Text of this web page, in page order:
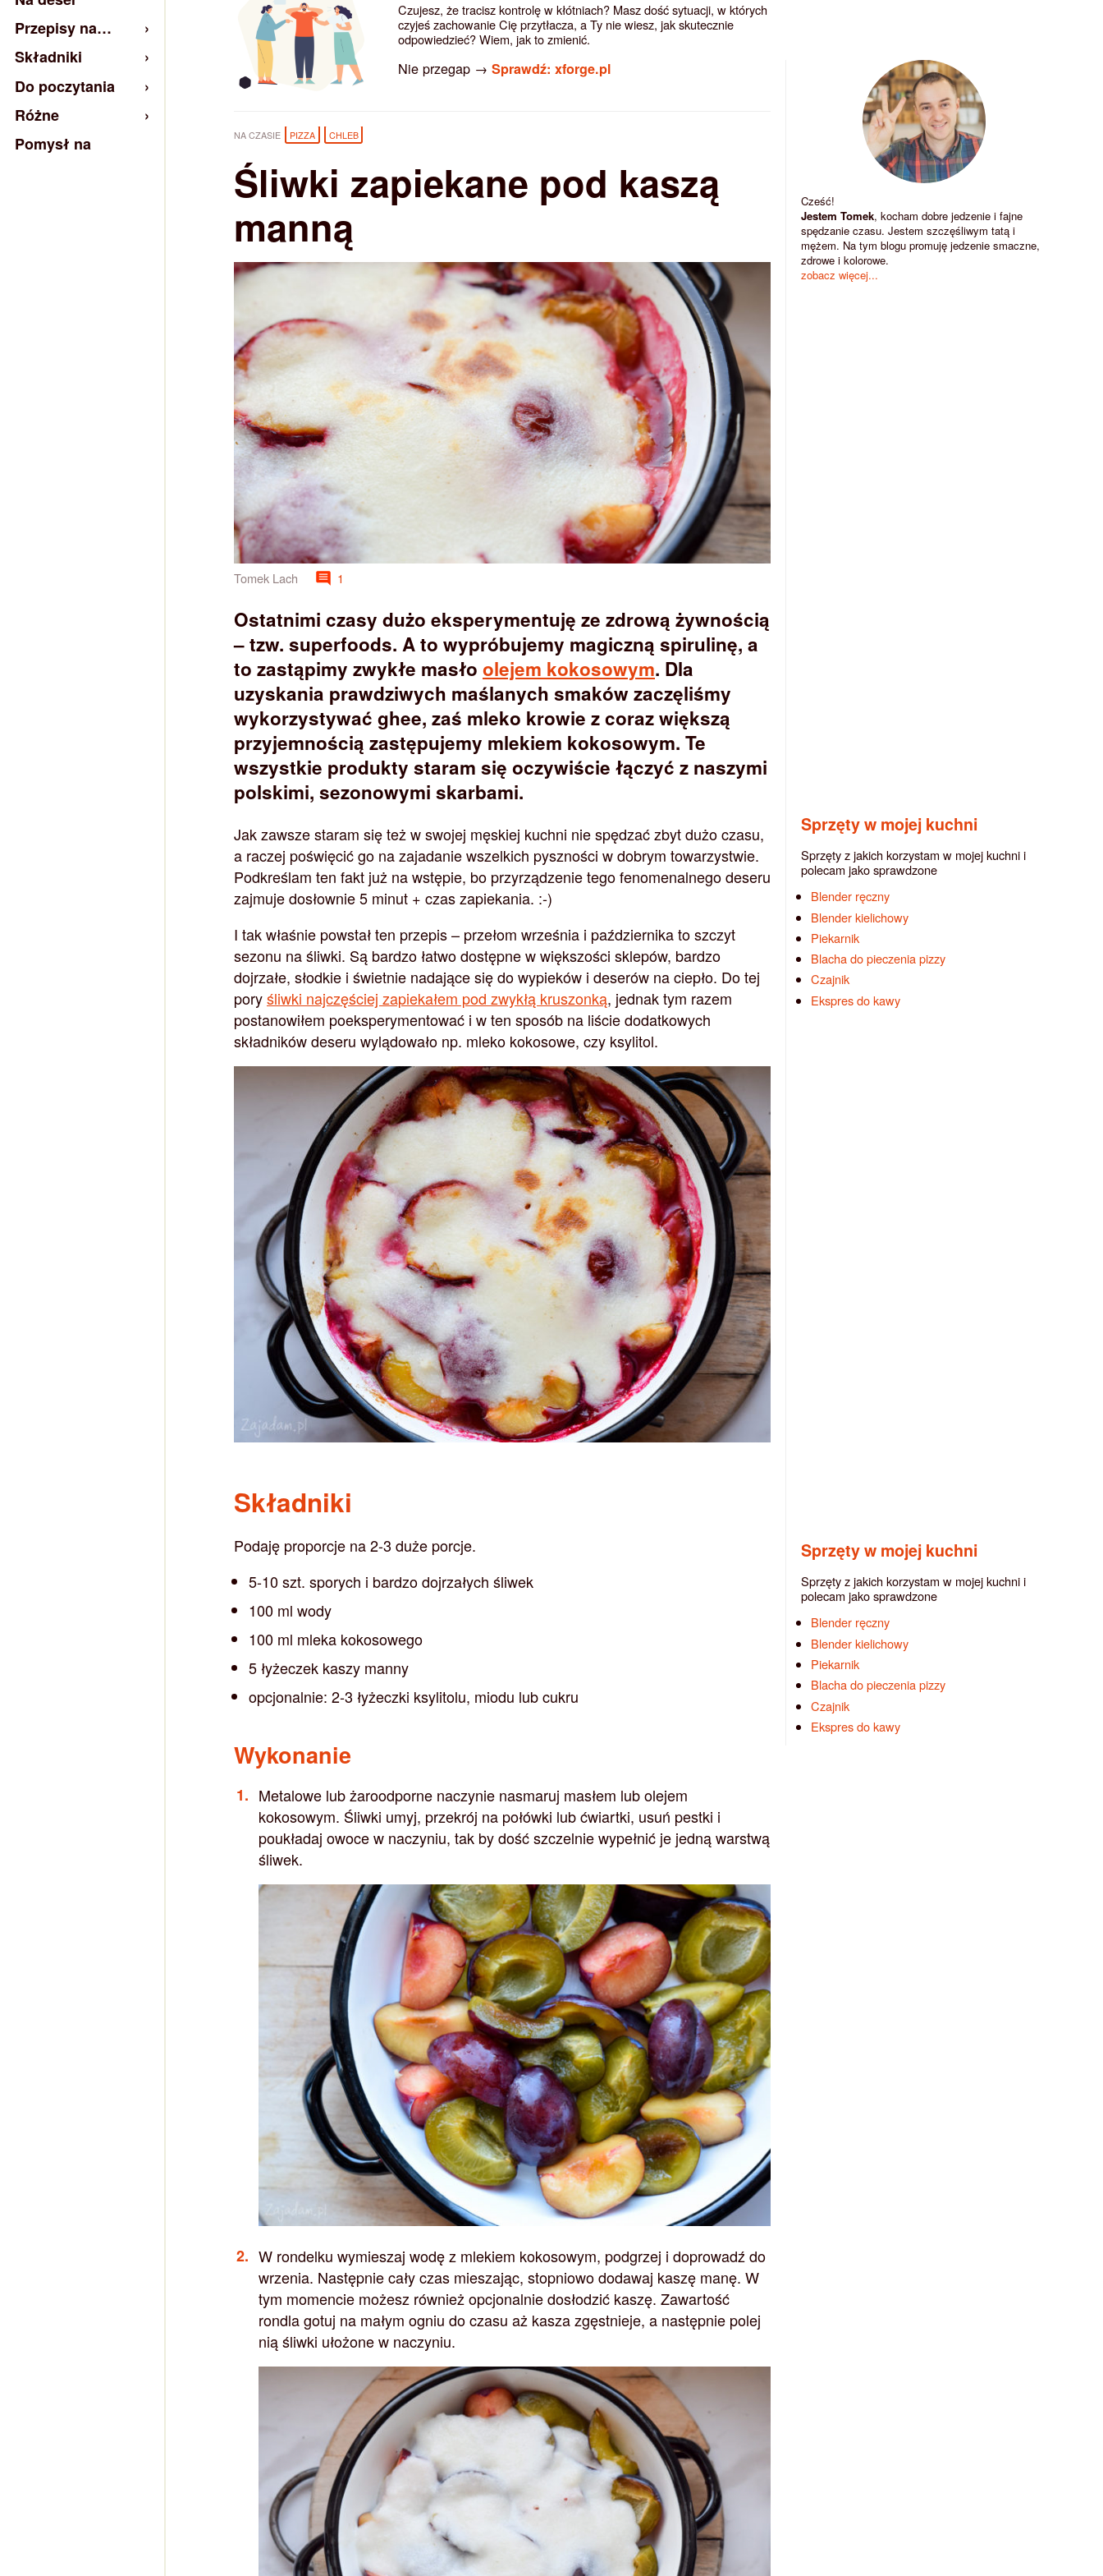
Czujesz, że tracisz kontrolę w kłótniach? Masz dość sytuacji, w których
czyjeś zachowanie Cię przytłacza, a Ty nie wiesz, jak skutecznie
odpowiedzieć? Wiem, jak to zmienić.
Nie przegap → Sprawdź: xforge.pl
NA CZASIE PIZZA CHLEB
Śliwki zapiekane pod kaszą
manną
Tomek Lach 1
Ostatnimi czasy dużo eksperymentuję ze zdrową żywnością
– tzw. superfoods. A to wypróbujemy magiczną spirulinę, a
to zastąpimy zwykłe masło olejem kokosowym. Dla
uzyskania prawdziwych maślanych smaków zaczęliśmy
wykorzystywać ghee, zaś mleko krowie z coraz większą
przyjemnością zastępujemy mlekiem kokosowym. Te
wszystkie produkty staram się oczywiście łączyć z naszymi
polskimi, sezonowymi skarbami.
Jak zawsze staram się też w swojej męskiej kuchni nie spędzać zbyt dużo czasu,
a raczej poświęcić go na zajadanie wszelkich pyszności w dobrym towarzystwie.
Podkreślam ten fakt już na wstępie, bo przyrządzenie tego fenomenalnego deseru
zajmuje dosłownie 5 minut + czas zapiekania. :-)
I tak właśnie powstał ten przepis – przełom września i października to szczyt
sezonu na śliwki. Są bardzo łatwo dostępne w większości sklepów, bardzo
dojrzałe, słodkie i świetnie nadające się do wypieków i deserów na ciepło. Do tej
poryśliwki najczęściej zapiekałem pod zwykłą kruszonką, jednak tym razem
postanowiłem poeksperymentować i w ten sposób na liście dodatkowych
składników deseru wylądowało np. mleko kokosowe, czy ksylitol.
Składniki
Podaję proporcje na 2-3 duże porcje.
5-10 szt. sporych i bardzo dojrzałych śliwek
100 ml wody
100 ml mleka kokosowego
5 łyżeczek kaszy manny
opcjonalnie: 2-3 łyżeczki ksylitolu, miodu lub cukru
Wykonanie
Metalowe lub żaroodporne naczynie nasmaruj masłem lub olejem
kokosowym. Śliwki umyj, przekrój na połówki lub ćwiartki, usuń pestki i
poukładaj owoce w naczyniu, tak by dość szczelnie wypełnić je jedną warstwą
śliwek.
W rondelku wymieszaj wodę z mlekiem kokosowym, podgrzej i doprowadź do
wrzenia. Następnie cały czas mieszając, stopniowo dodawaj kaszę manę. W
tym momencie możesz również opcjonalnie dosłodzić kaszę. Zawartość
rondla gotuj na małym ogniu do czasu aż kasza zgęstnieje, a następnie polej
nią śliwki ułożone w naczyniu.
Cześć!
Jestem Tomek, kocham dobre jedzenie i fajne
spędzanie czasu. Jestem szczęśliwym tatą i
mężem. Na tym blogu promuję jedzenie smaczne,
zdrowe i kolorowe.
zobacz więcej...
Sprzęty w mojej kuchni
Sprzęty z jakich korzystam w mojej kuchni i
polecam jako sprawdzone
Blender ręczny
Blender kielichowy
Piekarnik
Blacha do pieczenia pizzy
Czajnik
Ekspres do kawy
Sprzęty w mojej kuchni
Sprzęty z jakich korzystam w mojej kuchni i
polecam jako sprawdzone
Blender ręczny
Blender kielichowy
Piekarnik
Blacha do pieczenia pizzy
Czajnik
Ekspres do kawy
Przepisy na…
Składniki
Do poczytania
Różne
Pomysł na